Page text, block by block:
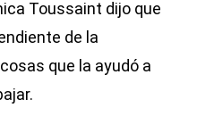
Toussaint dijo que
de la
que la ayudó a